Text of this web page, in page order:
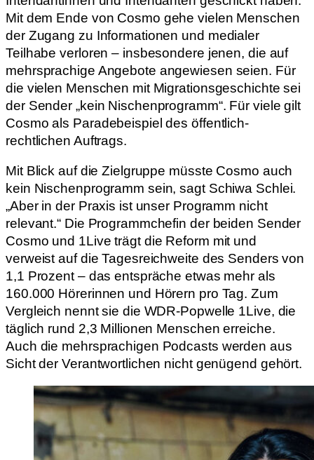
Mit dem Ende von Cosmo gehe vielen Menschen
der Zugang zu Informationen und medialer
Teilhabe verloren – insbesondere jenen, die auf
mehrsprachige Angebote angewiesen seien. Für
die vielen Menschen mit Migrationsgeschichte sei
der Sender „kein Nischenprogramm“. Für viele gilt
Cosmo als Paradebeispiel des öffentlich-
rechtlichen Auftrags.
Mit Blick auf die Zielgruppe müsste Cosmo auch
kein Nischenprogramm sein, sagt Schiwa Schlei.
„Aber in der Praxis ist unser Programm nicht
relevant.“ Die Programmchefin der beiden Sender
Cosmo und 1Live trägt die Reform mit und
verweist auf die Tagesreichweite des Senders von
1,1 Prozent – das entspräche etwas mehr als
160.000 Hörerinnen und Hörern pro Tag. Zum
Vergleich nennt sie die WDR-Popwelle 1Live, die
täglich rund 2,3 Millionen Menschen erreiche.
Auch die mehrsprachigen Podcasts werden aus
Sicht der Verantwortlichen nicht genügend gehört.